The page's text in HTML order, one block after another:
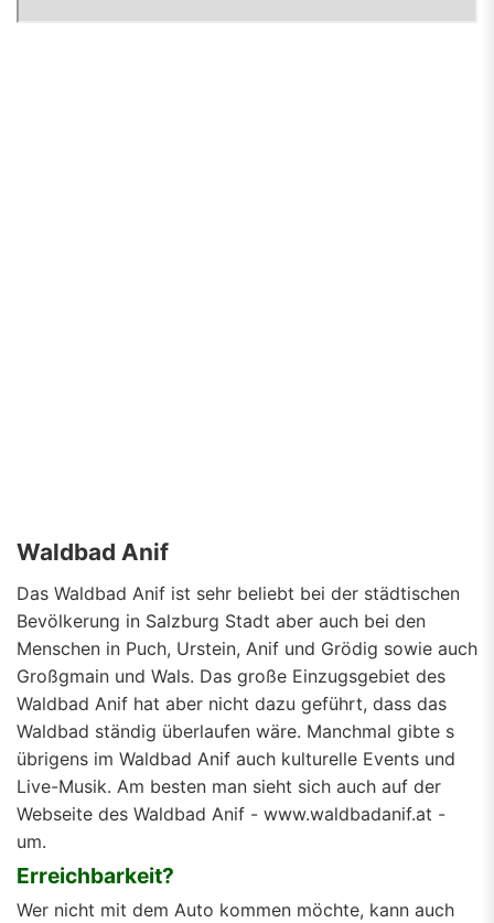
Waldbad Anif
Das Waldbad Anif ist sehr beliebt bei der städtischen
Bevölkerung in Salzburg Stadt aber auch bei den
Menschen in Puch, Urstein, Anif und Grödig sowie auch
Großgmain und Wals. Das große Einzugsgebiet des
Waldbad Anif hat aber nicht dazu geführt, dass das
Waldbad ständig überlaufen wäre. Manchmal gibte s
übrigens im Waldbad Anif auch kulturelle Events und
Live-Musik. Am besten man sieht sich auch auf der
Webseite des Waldbad Anif - www.waldbadanif.at -
um.
Erreichbarkeit?
Wer nicht mit dem Auto kommen möchte, kann auch